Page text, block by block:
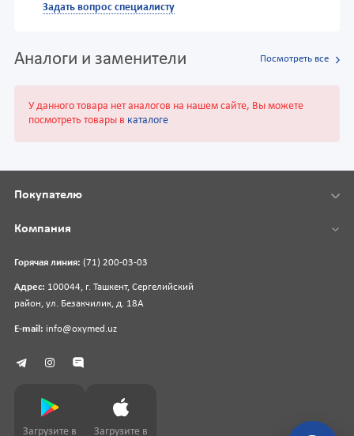
Задать вопрос специалисту
Аналоги и заменители Посмотреть все
У данного товара нет аналогов на нашем сайте, Вы можете
посмотреть товары в каталоге
Горячая линия: (71) 200-03-03
Адрес: 100044, г. Ташкент, Сергелийский
район, ул. Безакчилик, д. 18А
E-mail: info@oxymed.uz
Покупателю
Компания
Загрузите в Загрузите в